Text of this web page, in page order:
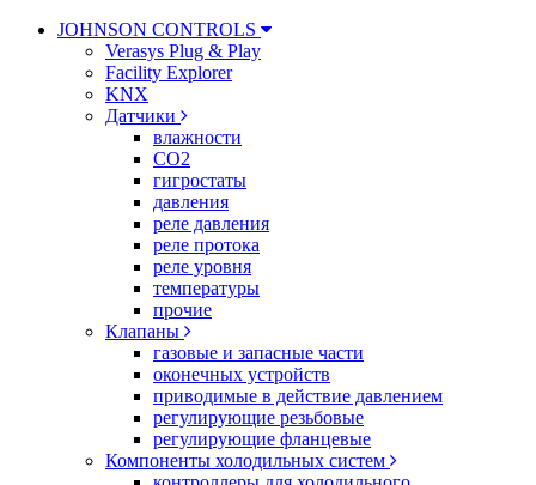
JOHNSON CONTROLS
Verasys Plug & Play
Facility Explorer
KNX
Датчики
влажности
CO2
гигростаты
давления
реле давления
реле протока
реле уровня
температуры
прочие
Клапаны
газовые и запасные части
оконечных устройств
приводимые в действие давлением
регулирующие резьбовые
регулирующие фланцевые
Компоненты холодильных систем